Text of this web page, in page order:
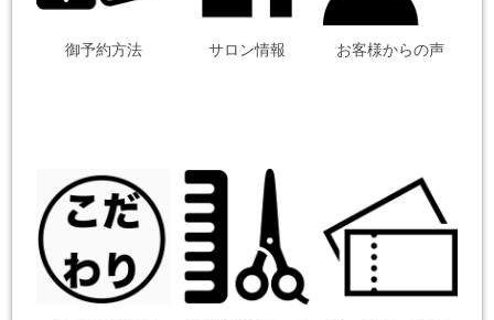
御予約方法 サロン情報 お客様からの声